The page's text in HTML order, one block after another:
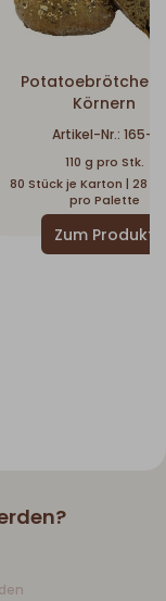
Potatoebrötchen
Körnern
Artikel-Nr.: 165-1
110 g pro Stk.
80 Stück je Karton | 28
pro Palette